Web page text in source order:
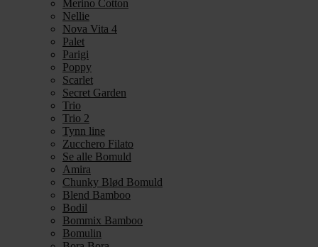
Merino Cotton
Nellie
Nova Vita 4
Palet
Parigi
Poppy
Scarlet
Secret Garden
Trio
Trio 2
Tynn line
Zucchero Filato
Se alle Bomuld
Amira
Chunky Blød Bomuld
Blend Bamboo
Bodil
Bommix Bamboo
Bomulin